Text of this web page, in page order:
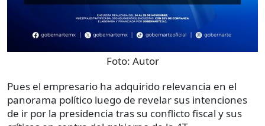
Foto: Autor
Pues el empresario ha adquirido relevancia en el
panorama político luego de revelar sus intenciones
de ir por la presidencia tras su conflicto fiscal y sus